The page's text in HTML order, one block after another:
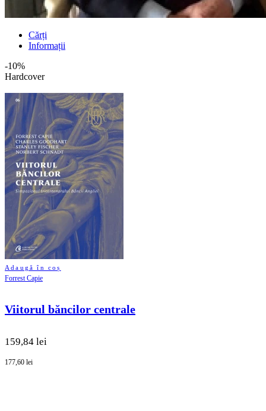
Cărți
Informații
-10%
Hardcover
Adaugă în coș
Forrest Capie
Viitorul băncilor centrale
159,84 lei
177,60 lei